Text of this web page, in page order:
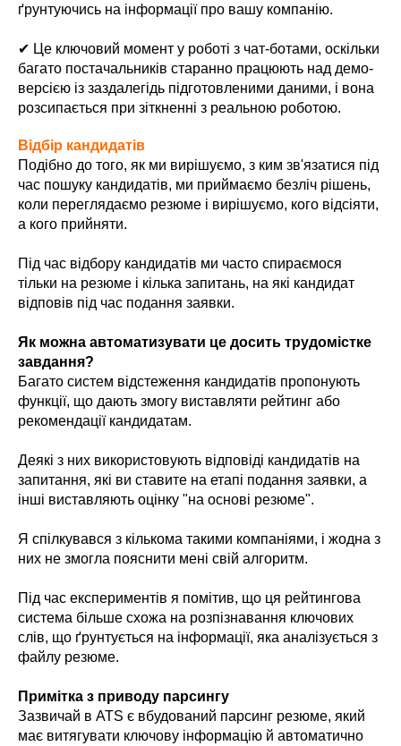
ґрунтуючись на інформації про вашу компанію.
✔ Це ключовий момент у роботі з чат-ботами, оскільки
багато постачальників старанно працюють над демо-
версією із заздалегідь підготовленими даними, і вона
розсипається при зіткненні з реальною роботою.
Відбір кандидатів
Подібно до того, як ми вирішуємо, з ким зв'язатися під
час пошуку кандидатів, ми приймаємо безліч рішень,
коли переглядаємо резюме і вирішуємо, кого відсіяти,
а кого прийняти.
Під час відбору кандидатів ми часто спираємося
тільки на резюме і кілька запитань, на які кандидат
відповів під час подання заявки.
Як можна автоматизувати це досить трудомістке
завдання?
Багато систем відстеження кандидатів пропонують
функції, що дають змогу виставляти рейтинг або
рекомендації кандидатам.
Деякі з них використовують відповіді кандидатів на
запитання, які ви ставите на етапі подання заявки, а
інші виставляють оцінку "на основі резюме".
Я спілкувався з кількома такими компаніями, і жодна з
них не змогла пояснити мені свій алгоритм.
Під час експериментів я помітив, що ця рейтингова
система більше схожа на розпізнавання ключових
слів, що ґрунтується на інформації, яка аналізується з
файлу резюме.
Примітка з приводу парсингу
Зазвичай в ATS є вбудований парсинг резюме, який
має витягувати ключову інформацію й автоматично